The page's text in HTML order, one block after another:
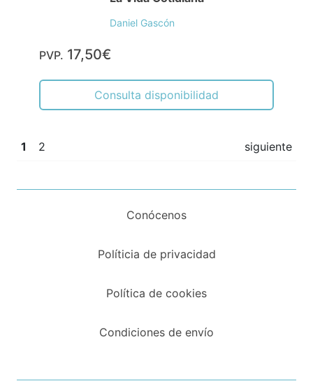
Daniel Gascón
PVP. 17,50€
Consulta disponibilidad
1 2 siguiente
Conócenos
Políticia de privacidad
Política de cookies
Condiciones de envío